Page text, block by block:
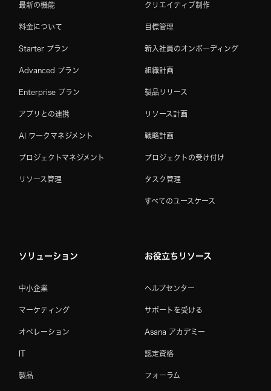
最新の機能
料金について
Starter プラン
Advanced プラン
Enterprise プラン
アプリとの連携
AI ワークマネジメント
プロジェクトマネジメント
リソース管理
クリエイティブ制作
目標管理
新入社員のオンボーディング
組織計画
製品リリース
リソース計画
戦略計画
プロジェクトの受け付け
タスク管理
すべてのユースケース
ソリューション
中小企業
マーケティング
オペレーション
IT
製品
お役立ちリソース
ヘルプセンター
サポートを受ける
Asana アカデミー
認定資格
フォーラム